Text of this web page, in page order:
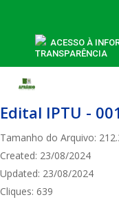
ACESSO À
TRANSPARÊNCIA
Edital IPTU -
Tamanho do Arquivo:
Created: 23/08/2024
Updated: 23/08/2024
Cliques: 639